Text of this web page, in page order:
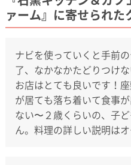
ァーム』に寄せられた
ナビを使っていくと手前
了、なかなかたどりつけな
お店はとても良いです！
が居ても落ち着いて食事
ない〜２歳くらいの、子
ん。料理の詳しい説明は